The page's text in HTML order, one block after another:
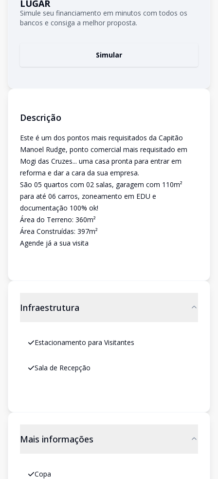
LUGAR
Simule seu financiamento em minutos com todos os
bancos e consiga a melhor proposta.
Simular
Descrição
Este é um dos pontos mais requisitados da Capitão
Manoel Rudge, ponto comercial mais requisitado em
Mogi das Cruzes... uma casa pronta para entrar em
reforma e dar a cara da sua empresa.
São 05 quartos com 02 salas, garagem com 110m²
para até 06 carros, zoneamento em EDU e
documentação 100% ok!
Área do Terreno: 360m²
Área Construídas: 397m²
Agende já a sua visita
Infraestrutura
Estacionamento para Visitantes
Sala de Recepção
Mais informações
Copa